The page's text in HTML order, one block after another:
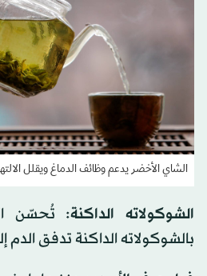
الشاي الأخضر يدعم وظائف الدماغ ويقلل
الشوكولاته الداكنة: تُحسّن
بالشوكولاته الداكنة تدفق الدم